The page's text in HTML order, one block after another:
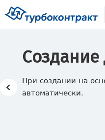
При создании на
автоматически.